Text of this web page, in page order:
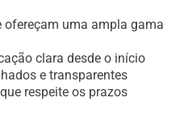
ofereçam uma ampla gama
clara desde o início
e transparentes
respeite os prazos